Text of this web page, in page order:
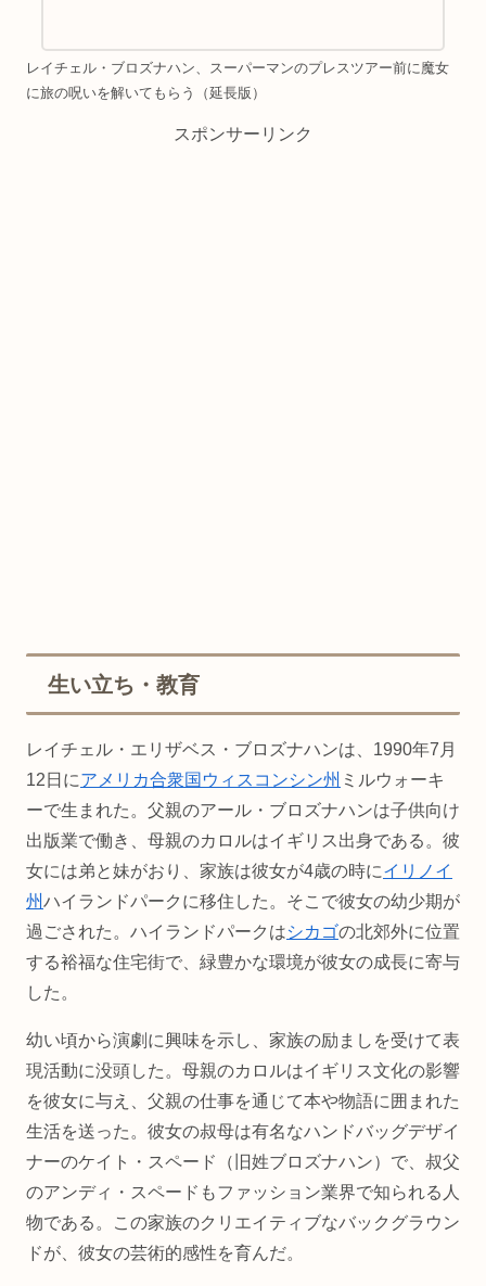
レイチェル・ブロズナハン、スーパーマンのプレスツアー前に魔女
に旅の呪いを解いてもらう（延長版）
スポンサーリンク
生い立ち・教育
レイチェル・エリザベス・ブロズナハンは、1990年7月
12日にアメリカ合衆国 ウィスコンシン州 ミルウォーキ
ーで生まれた。父親のアール・ブロズナハンは子供向け
出版業で働き、母親のカロルはイギリス出身である。彼
女には弟と妹がおり、家族は彼女が4歳の時にイリノイ
州ハイランドパークに移住した。そこで彼女の幼少期が
過ごされた。ハイランドパークはシカゴの北郊外に位置
する裕福な住宅街で、緑豊かな環境が彼女の成長に寄与
した。
幼い頃から演劇に興味を示し、家族の励ましを受けて表
現活動に没頭した。母親のカロルはイギリス文化の影響
を彼女に与え、父親の仕事を通じて本や物語に囲まれた
生活を送った。彼女の叔母は有名なハンドバッグデザイ
ナーのケイト・スペード（旧姓ブロズナハン）で、叔父
のアンディ・スペードもファッション業界で知られる人
物である。この家族のクリエイティブなバックグラウン
ドが、彼女の芸術的感性を育んだ。